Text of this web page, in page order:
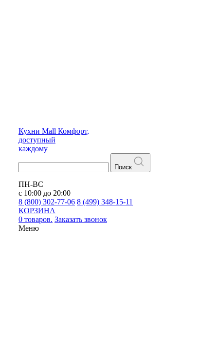
Кухни Mall Комфорт,
доступный
каждому
Поиск
ПН-ВС
с 10:00 до 20:00
8 (800) 302-77-06 8 (499) 348-15-11
КОРЗИНА
0 товаров. Заказать звонок
Меню